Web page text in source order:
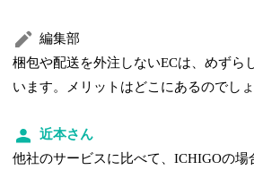
編集部
梱包や配送を外注しないECは、めずら
います。メリットはどこにあるのでしょ
近本さん
他社のサービスに比べて、ICHIGOの場